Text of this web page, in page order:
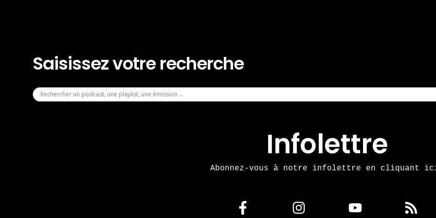
Saisissez votre recherche
Infolettre
Abonnez-vous à notre infolettre en cliquant